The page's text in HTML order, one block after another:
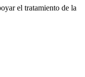
el tratamiento de la